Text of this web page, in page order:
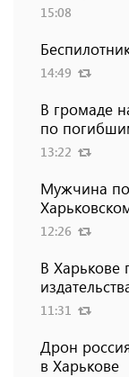
15:08
14:49
В громаде
по
13:22
Мужчина
12:26
В Харькове
11:31
Дрон
в Харькове